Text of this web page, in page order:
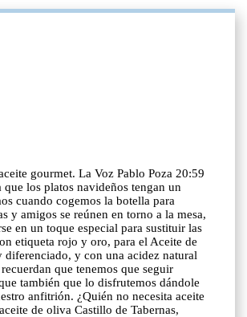
gourmet. La Voz Pablo Poza 20:59
los platos navideños tengan un
cuando cogemos la botella para
y amigos se reúnen en torno a la mesa,
en un toque especial para sustituir las
etiqueta rojo y oro, para el Aceite de
y con una acidez natural
que tenemos que seguir
también que lo disfrutemos dándole
anfitrión. ¿Quién no necesita aceite
de oliva Castillo de Tabernas,